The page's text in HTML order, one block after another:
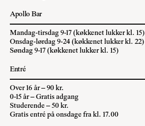
Apollo Bar
Mandag-tirsdag 9-17 (køkkenet lukker kl. 15)
Onsdag-lørdag 9-24 (køkkenet lukker kl. 22)
Søndag 9-17 (køkkenet lukker kl. 15)
Entré
Over 16 år – 90 kr.
0-15 år – Gratis adgang
Studerende – 50 kr.
Gratis entré på onsdage fra kl. 17.00